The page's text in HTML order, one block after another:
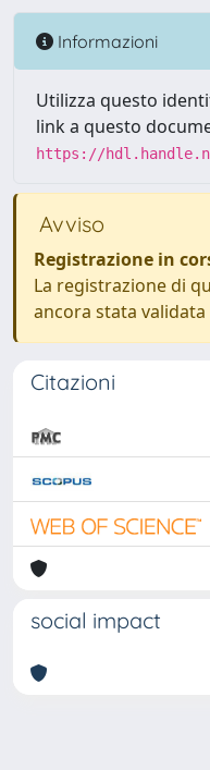
Informazioni
Utilizza questo
link a questo
https://
Avviso
Registrazione in
La registrazione di
ancora stata validata
Citazioni
social impact